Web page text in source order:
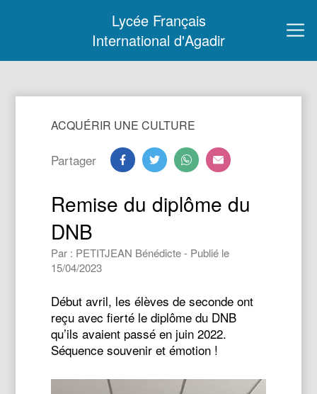
Lycée Français
International d'Agadir
ACQUÉRIR UNE CULTURE
Partager
Remise du diplôme du
DNB
Par : PETITJEAN Bénédicte - Publié le
15/04/2023
Début avril, les élèves de seconde ont
reçu avec fierté le diplôme du DNB
qu’ils avaient passé en juin 2022.
Séquence souvenir et émotion !